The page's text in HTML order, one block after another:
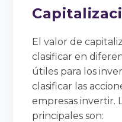
El valor de
clasificar en
útiles para los
clasificar las
empresas invertir.
principales son: